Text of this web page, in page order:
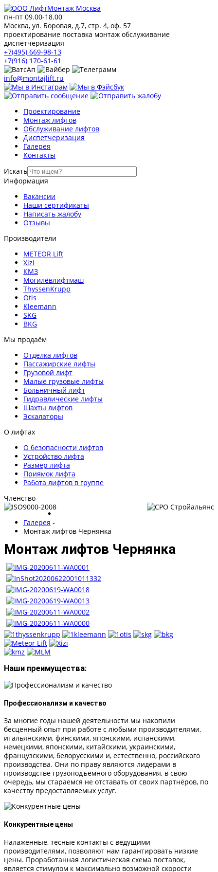
пн-пт 09.00-18.00
Москва, ул. Боровая, д.7, стр. 4, оф. 57
проектирование поставка монтаж обслуживание
диспетчеризация
+7(495) 669-98-13
+7(916) 170-61-61
info@montajlift.ru
Проектирование
Монтаж лифтов
Обслуживание лифтов
Диспетчеризация
Галерея
Контакты
Искать
Информация
Вакансии
Наши сертификаты
Написать жалобу
Отзывы
Производители
METEOR Lift
Xizi
КМЗ
Могилёвлифтмаш
ThyssenKrupp
Otis
Kleemann
SKG
BKG
Мы продаём
Отделка лифтов
Пассажирские лифты
Грузовой лифт
Малые грузовые лифты
Больничный лифт
Гидравлические лифты
Шахты лифтов
Эскалаторы
О лифтах
О безопасности лифтов
Устройство лифта
Размер лифта
Приямок лифта
Работа лифтов в группе
Членство
Галерея -
Монтаж лифтов Чернянка
Монтаж лифтов Чернянка
Наши преимущества:
Профессионализм и качество
За многие годы нашей деятельности мы накопили
бесценный опыт при работе с любыми производителями,
итальянскими, финскими, японскими, испанскими,
немецкими, японскими, китайскими, украинскими,
французскими, белорусскими и, естественно, российского
производства. Они по праву являются лидерами в
производстве грузоподъёмного оборудования, в свою
очередь, мы стараемся не отставать от своих партнёров, по
качеству предоставляемых услуг.
Конкурентные цены
Налаженные, тесные контакты с ведущими
производителями, позволяют нам гарантировать низкие
цены. Проработанная логистическая схема поставок,
является стимулом к максимально возможной скорости